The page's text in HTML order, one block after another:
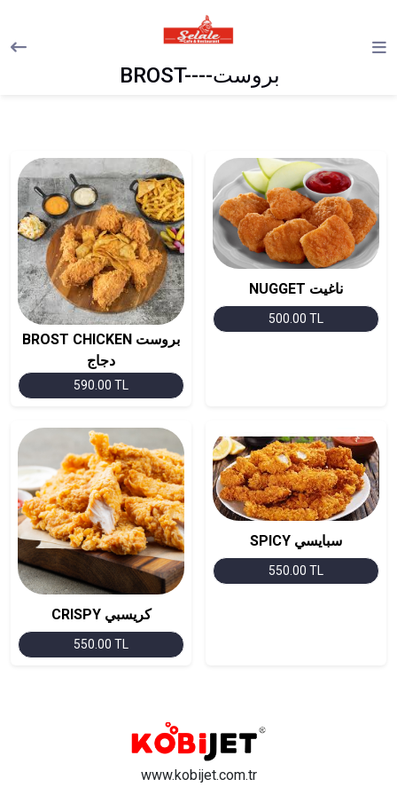
BROST----بروست
BROST CHICKEN بروست
دجاج
590.00 TL
NUGGET ناغيت
500.00 TL
CRISPY كريسبي
550.00 TL
SPICY سبايسي
550.00 TL
www.kobijet.com.tr